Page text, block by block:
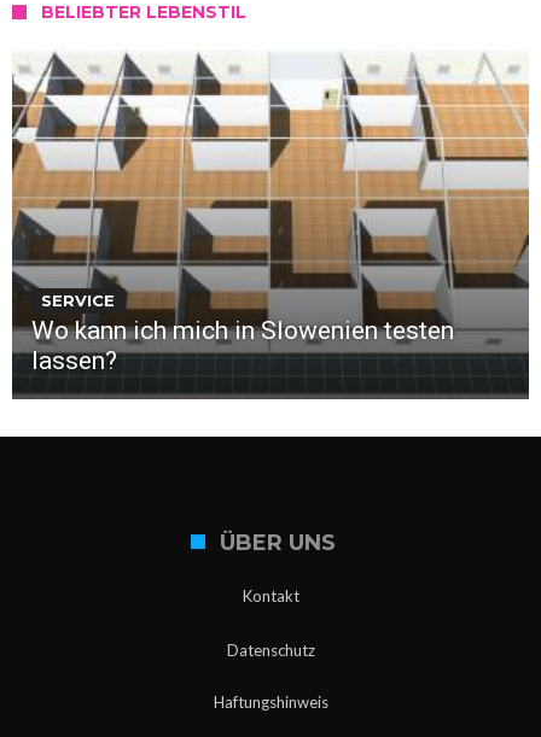
BELIEBTER LEBENSTIL
SERVICE
Wo kann ich mich in Slowenien testen
lassen?
ÜBER UNS
Kontakt
Datenschutz
Haftungshinweis